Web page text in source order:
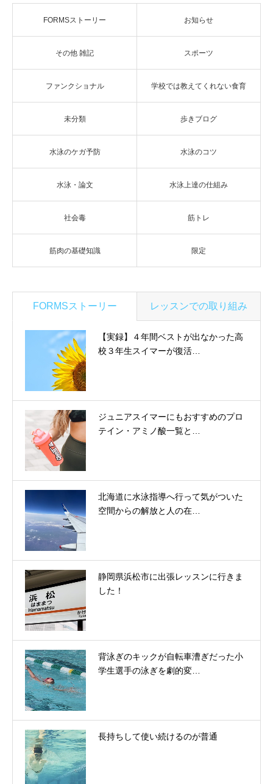
FORMSストーリー お知らせ
その他 雑記 スポーツ
ファンクショナル 学校では教えてくれない食育
未分類 歩きブログ
水泳のケガ予防 水泳のコツ
水泳・論文 水泳上達の仕組み
社会毒 筋トレ
筋肉の基礎知識 限定
FORMSストーリー レッスンでの取り組み
【実録】４年間ベストが出なかった高
校３年生スイマーが復活…
ジュニアスイマーにもおすすめのプロ
テイン・アミノ酸一覧と…
北海道に水泳指導へ行って気がついた
空間からの解放と人の在…
静岡県浜松市に出張レッスンに行きま
した！
背泳ぎのキックが自転車漕ぎだった小
学生選手の泳ぎを劇的変…
長持ちして使い続けるのが普通